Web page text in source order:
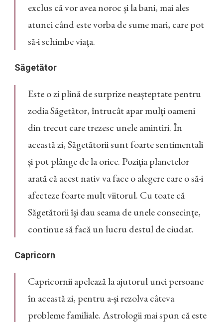
exclus că vor avea noroc și la bani, mai ales
atunci când este vorba de sume mari, care pot
să-i schimbe viața.
Săgetător
Este o zi plină de surprize neașteptate pentru
zodia Săgetător, întrucât apar mulți oameni
din trecut care trezesc unele amintiri. În
această zi, Săgetătorii sunt foarte sentimentali
și pot plânge de la orice. Poziția planetelor
arată că acest nativ va face o alegere care o să-i
afecteze foarte mult viitorul. Cu toate că
Săgetătorii își dau seama de unele consecințe,
continue să facă un lucru destul de ciudat.
Capricorn
Capricornii apelează la ajutorul unei persoane
în această zi, pentru a-și rezolva câteva
probleme familiale. Astrologii mai spun că este